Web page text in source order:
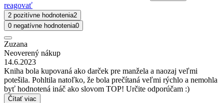
reagovať
2 pozitívne hodnotenia2
0 negatívne hodnotenia0
Zuzana
Neoverený nákup
14.6.2023
Kniha bola kupovaná ako darček pre manžela a naozaj veľmi
potešila. Pohltila natoľko, že bola prečítaná veľmi rýchlo a nemohla
byť hodnotená ináč ako slovom TOP! Určite odporúčam :)
Čítať viac